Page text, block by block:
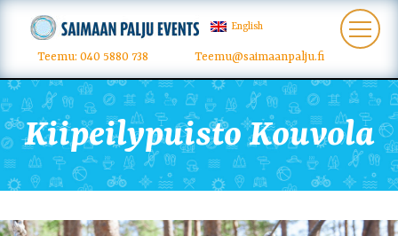
English
Teemu: 040 5880 738 Teemu@saimaanpalju.fi
Kiipeilypuisto Kouvola